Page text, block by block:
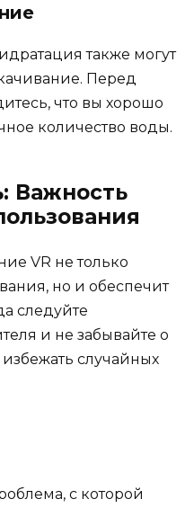
также могут
Перед
что вы хорошо
количество воды.
Важность
VR не только
но и обеспечит
следуйте
и не забывайте о
случайных
с которой